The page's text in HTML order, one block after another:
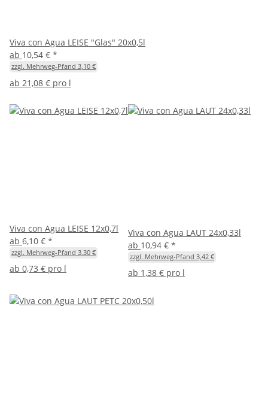
Viva con Agua LEISE "Glas" 20x0,5l
ab 10,54 € *
zzgl. Mehrweg-Pfand 3,10 €
ab 21,08 € pro l
Viva con Agua LEISE 12x0,7l
ab 6,10 € *
zzgl. Mehrweg-Pfand 3,30 €
ab 0,73 € pro l
Viva con Agua LAUT 24x0,33l
ab 10,94 € *
zzgl. Mehrweg-Pfand 3,42 €
ab 1,38 € pro l